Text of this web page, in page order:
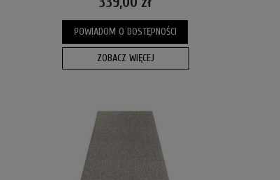
POWIADOM O DOSTĘPNOŚCI
ZOBACZ WIĘCEJ